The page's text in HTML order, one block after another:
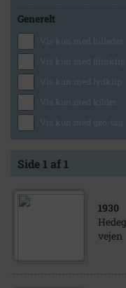
Generelt
Vis kun med billeder
Vis kun med filmklip
Vis kun med lydklip
Vis kun med kilder
Vis kun med geo-tag
Side 1 af 1
1930
vejen